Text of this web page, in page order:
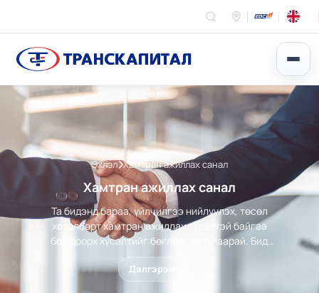
Эхлэл Хамтран ажиллах санал
Хамтран ажиллах санал
Та бидэнд бараа, үйлчилгээ нийлүүлэх, төсөл
хөтөлбөрт хамтран ажиллах хүсэлтэй байгаа
бол доорх хүсэлтийг бөглөж, явуулаарай. Бид
чанартай бүтээгдэхүүн, үйлчилгээ, шинэлэг
төслүүдийг хүндэтгэн хүлээн авч, харилцан
ашигтай хамтын ажиллагааг өргөжүүлэхэд
Дэлгэрэнгүй